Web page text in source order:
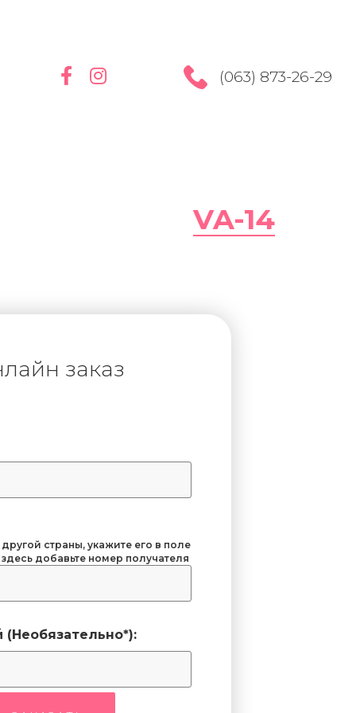
(063) 873-26-29
VA-14
заказ
страны, укажите его в поле
добавьте номер получателя